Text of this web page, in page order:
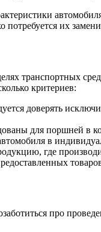
их
транспортных
критериев:
доверять
для поршней в
в
где
про